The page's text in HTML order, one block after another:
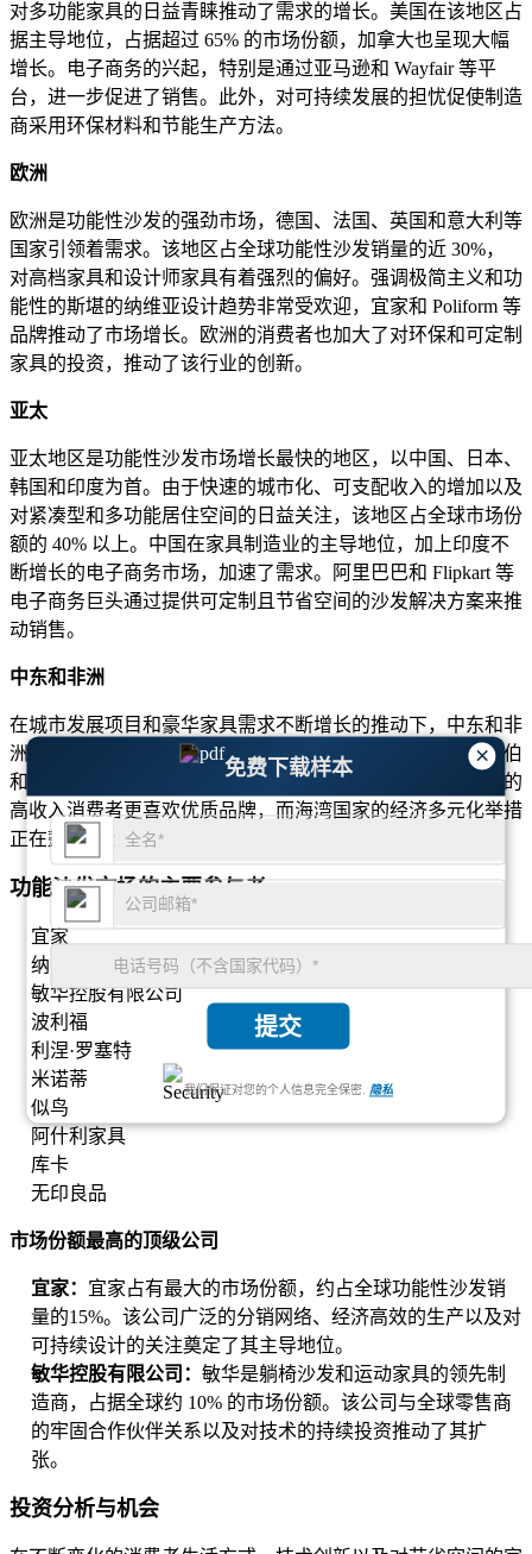
×
免费下载样本
提交
我们保证对您的个人信息完全保密. 隐私
对多功能家具的日益青睐推动了需求的增长。美国在该地区占
据主导地位，占据超过 65% 的市场份额，加拿大也呈现大幅
增长。电子商务的兴起，特别是通过亚马逊和 Wayfair 等平
台，进一步促进了销售。此外，对可持续发展的担忧促使制造
商采用环保材料和节能生产方法。
欧洲
欧洲是功能性沙发的强劲市场，德国、法国、英国和意大利等
国家引领着需求。该地区占全球功能性沙发销量的近 30%，
对高档家具和设计师家具有着强烈的偏好。强调极简主义和功
能性的斯堪的纳维亚设计趋势非常受欢迎，宜家和 Poliform 等
品牌推动了市场增长。欧洲的消费者也加大了对环保和可定制
家具的投资，推动了该行业的创新。
亚太
亚太地区是功能性沙发市场增长最快的地区，以中国、日本、
韩国和印度为首。由于快速的城市化、可支配收入的增加以及
对紧凑型和多功能居住空间的日益关注，该地区占全球市场份
额的 40% 以上。中国在家具制造业的主导地位，加上印度不
断增长的电子商务市场，加速了需求。阿里巴巴和 Flipkart 等
电子商务巨头通过提供可定制且节省空间的沙发解决方案来推
动销售。
中东和非洲
在城市发展项目和豪华家具需求不断增长的推动下，中东和非
洲地区的功能性沙发市场正在温和增长。阿联酋、沙特阿拉伯
和南非是主要市场，酒店业和房地产业刺激了需求。该地区的
高收入消费者更喜欢优质品牌，而海湾国家的经济多元化举措
正在鼓励当地的家具制造。
功能沙发市场的主要参与者
宜家
纳图齐
敏华控股有限公司
波利福
利涅·罗塞特
米诺蒂
似鸟
阿什利家具
库卡
无印良品
市场份额最高的顶级公司
宜家： 宜家占有最大的市场份额，约占全球功能性沙发销
量的15%。该公司广泛的分销网络、经济高效的生产以及对
可持续设计的关注奠定了其主导地位。
敏华控股有限公司： 敏华是躺椅沙发和运动家具的领先制
造商，占据全球约 10% 的市场份额。该公司与全球零售商
的牢固合作伙伴关系以及对技术的持续投资推动了其扩
张。
投资分析与机会